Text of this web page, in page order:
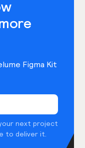
Figma Kit
next project
to deliver it.